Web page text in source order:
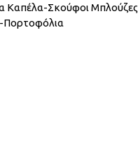
Καπέλα-Σκούφοι Μπλούζες
Πορτοφόλια